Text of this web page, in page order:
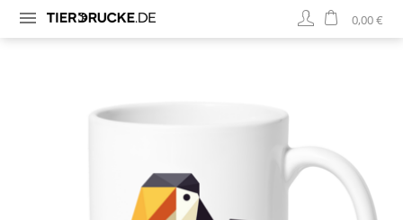
0,00 €